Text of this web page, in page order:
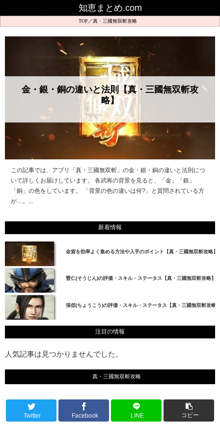
知恵まとめ.com
真・三國無双斬攻略
金・銀・銅の違いと法則【真・三國無双斬攻
略】
この記事では、アプリ「真・三國無双斬」の金・銀・銅の違いと法則につ
いて詳しくお届けしています。 各武将の背景を見ると、「金」「銀」
「銅」の色をしています。 「背景の色の違いは何?」と質問されている方
が…。...
新着情報
金貨を効率よく集める方法や入手のポイント【真・三國無双斬攻略】
曹仁(そうじん)の評価・スキル・ステータス【真・三國無双斬攻略】
張郃(ちょうこう)の評価・スキル・ステータス【真・三國無双斬攻略
注目の情報
人気記事は見つかりませんでした。
真・三國無双斬攻略
Twitter Facebook LINE コピー